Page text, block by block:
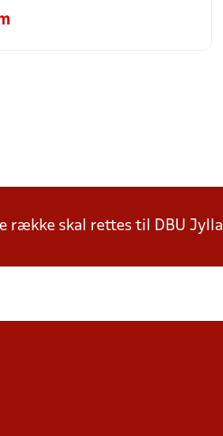
række skal rettes til DBU